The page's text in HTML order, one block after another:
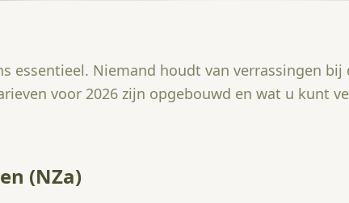
essentieel. Niemand houdt van verrassingen bij
voor 2026 zijn opgebouwd en wat u kunt
(NZa)